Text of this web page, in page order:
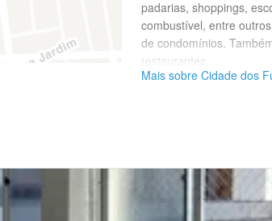
padarias, shoppings,
combustível, entre
de condomínios.
restaurantes.
Mais sobre Cidade dos